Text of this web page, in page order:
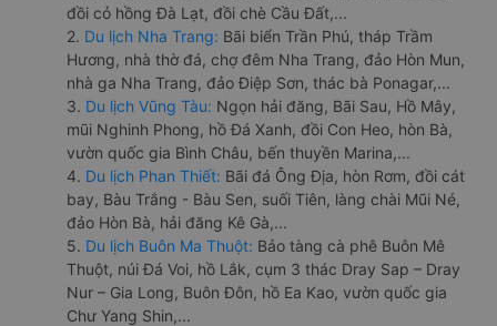
đồi cỏ hồng Đà Lạt, đồi chè Cầu Đất,...
2. Du lịch Nha Trang: Bãi biển Trần Phú, tháp Trầm
Hương, nhà thờ đá, chợ đêm Nha Trang, đảo Hòn Mun,
nhà ga Nha Trang, đảo Điệp Sơn, thác bà Ponagar,...
3. Du lịch Vũng Tàu: Ngọn hải đăng, Bãi Sau, Hồ Mây,
mũi Nghinh Phong, hồ Đá Xanh, đồi Con Heo, hòn Bà,
vườn quốc gia Bình Châu, bến thuyền Marina,...
4. Du lịch Phan Thiết: Bãi đá Ông Địa, hòn Rơm, đồi cát
bay, Bàu Trắng - Bàu Sen, suối Tiên, làng chài Mũi Né,
đảo Hòn Bà, hải đăng Kê Gà,...
5. Du lịch Buôn Ma Thuột: Bảo tàng cà phê Buôn Mê
Thuột, núi Đá Voi, hồ Lắk, cụm 3 thác Dray Sap – Dray
Nur – Gia Long, Buôn Đôn, hồ Ea Kao, vườn quốc gia
Chư Yang Shin,...